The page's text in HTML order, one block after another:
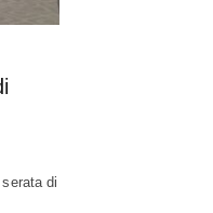
di